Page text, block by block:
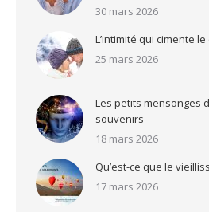
30 mars 2026
L’intimité qui cimente
25 mars 2026
Les petits mensonges
souvenirs
18 mars 2026
Qu’est-ce que le
17 mars 2026